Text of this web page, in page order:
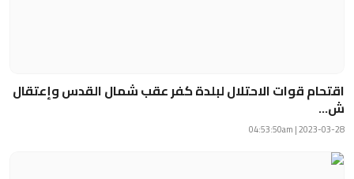
اقتحام قوات الاحتلال لبلدة كفر عقب شمال القدس وإعتقال
ش...
2023-03-28 | 04:53:50am